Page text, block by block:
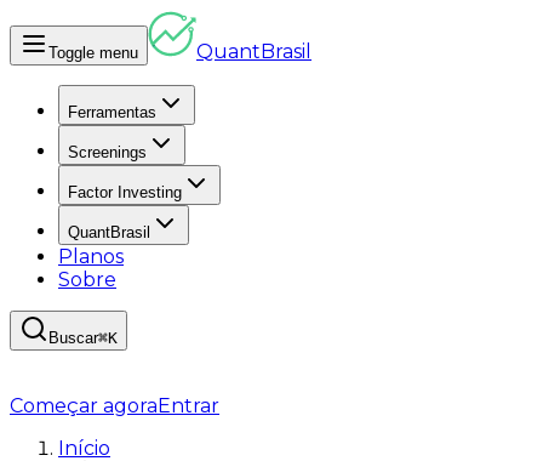
Toggle menu QuantBrasil
Ferramentas
Screenings
Factor Investing
QuantBrasil
Planos
Sobre
Buscar⌘K
Começar agoraEntrar
Início